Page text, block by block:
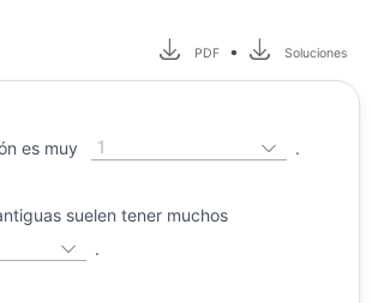
PDF • Soluciones
es muy 1 .
suelen tener muchos
.